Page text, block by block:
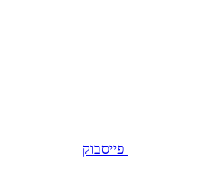
פייסבוק